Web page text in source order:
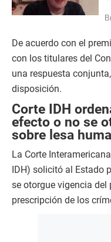
De acuerdo con el
con los titulares del
una respuesta
disposición.
Corte IDH
efecto o no se
sobre lesa
La Corte
IDH) solicitó al Estado
se otorgue vigencia del
prescripción de los